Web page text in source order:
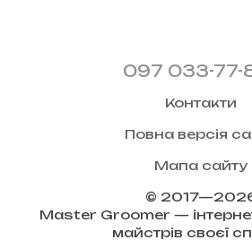
097 033-77-
Контакти
Повна версія
Мапа сайту
©
Master Groomer —
майстрів своєї